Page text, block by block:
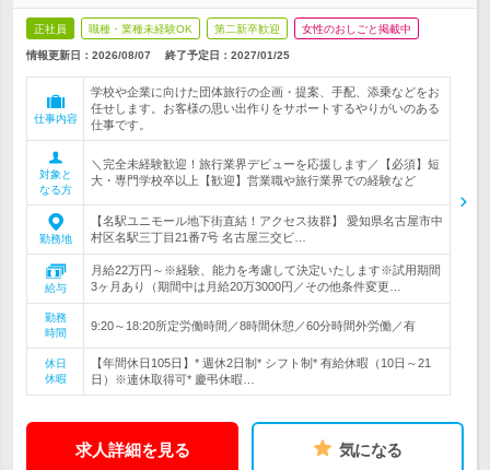
正社員 職種・業種未経験OK 第二新卒歓迎 女性のおしごと掲載中
情報更新日：2026/08/07 終了予定日： 2027/01/25
仕事内容
学校や企業に向けた団体旅行の企画・提案、手配、添乗などをお
任せします。お客様の思い出作りをサポートするやりがいのある
仕事です。
対象と
なる方
＼完全未経験歓迎！旅行業界デビューを応援します／【必須】短
大・専門学校卒以上【歓迎】営業職や旅行業界での経験など
勤務地
【名駅ユニモール地下街直結！アクセス抜群】 愛知県名古屋市中
村区名駅三丁目21番7号 名古屋三交ビ…
給与
月給22万円～※経験、能力を考慮して決定いたします※試用期間
3ヶ月あり（期間中は月給20万3000円／その他条件変更…
勤務
時間
9:20～18:20所定労働時間／8時間休憩／60分時間外労働／有
休日
休暇
【年間休日105日】* 週休2日制* シフト制* 有給休暇（10日～21
日）※連休取得可* 慶弔休暇…
求人詳細を見る 気になる